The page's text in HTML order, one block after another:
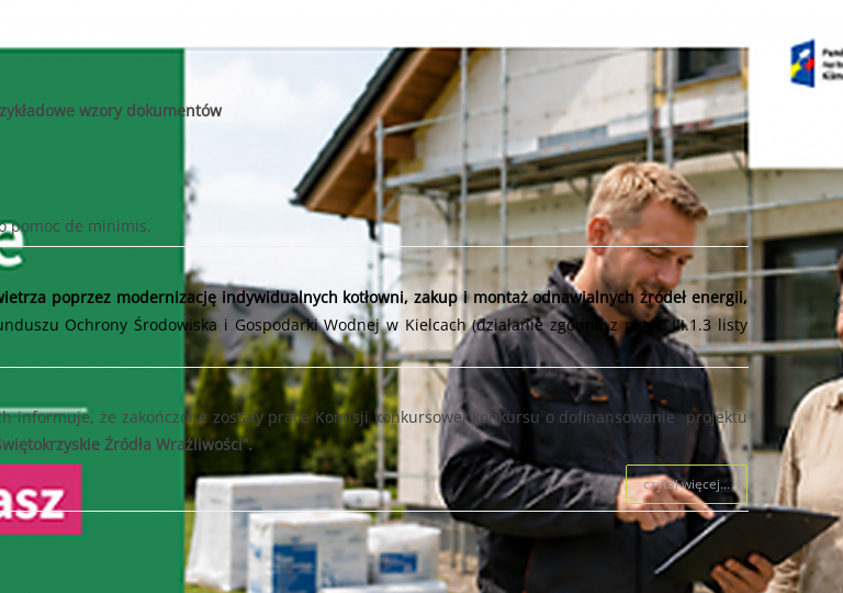
wzory dokumentów
pomoc de minimis.
poprzez modernizację indywidualnych kotłowni, zakup i montaż odnawialnych źródeł energii,
Ochrony Środowiska i Gospodarki Wodnej w Kielcach(działanie zgodne z pkt. B.III.1.3 listy
informuje, że zakończone zostały prace Komisji konkursowej konkursu o dofinansowanie projektu
Źródła Wrażliwości”.
czytaj więcej...